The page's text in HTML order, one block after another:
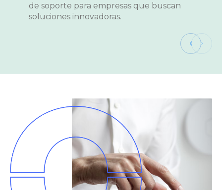
clientes, brindando
de soporte para